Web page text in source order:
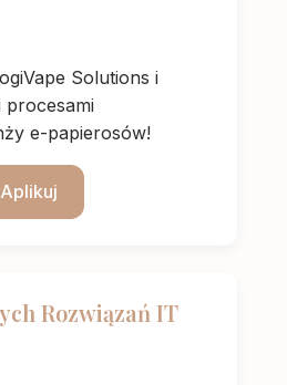
Solutions i
procesami
e-papierosów!
Aplikuj
Rozwiązań IT